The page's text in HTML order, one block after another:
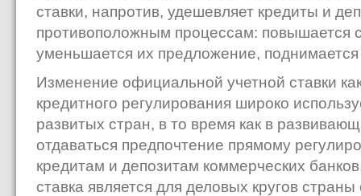
ставки, напротив, удешевляет кредиты и
противоположным процессам: повышается
уменьшается их предложение,
Изменение официальной учетной ставки
кредитного регулирования широко
развитых стран, в то время как в
отдаваться предпочтение прямому
кредитам и депозитам коммерческих
ставка является для деловых кругов